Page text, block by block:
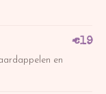
en
€19